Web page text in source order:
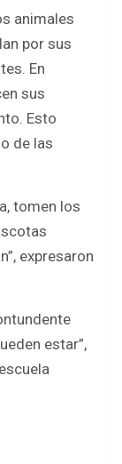
animales
por sus
En
sus
Esto
de las
tomen los
expresaron
estar”,